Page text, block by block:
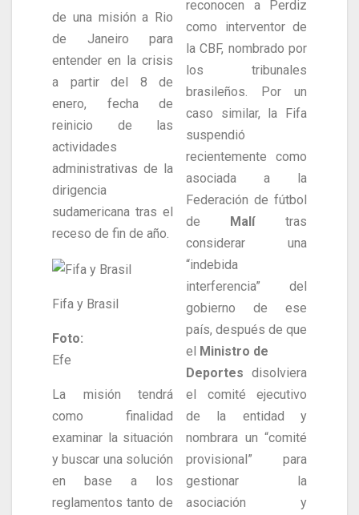
de una misión a Rio
de Janeiro para
entender en la crisis
a partir del 8 de
enero, fecha de
reinicio de las
actividades
administrativas de la
dirigencia
sudamericana tras el
receso de fin de año.
Fifa y Brasil
Foto:
Efe
La misión tendrá
como finalidad
examinar la situación
y buscar una solución
en base a los
reglamentos tanto de
reconocen a Perdiz
como interventor de
la CBF, nombrado por
los tribunales
brasileños. Por un
caso similar, la Fifa
suspendió
recientemente como
asociada a la
Federación de fútbol
de Malítras
considerar una
“indebida
interferencia” del
gobierno de ese
país, después de que
el Ministro de
Deportes disolviera
el comité ejecutivo
de la entidad y
nombrara un “comité
provisional” para
gestionar la
asociación y